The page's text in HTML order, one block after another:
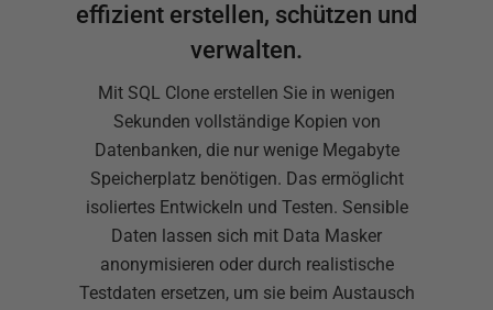
effizient erstellen, schützen und
verwalten.
Mit SQL Clone erstellen Sie in wenigen
Sekunden vollständige Kopien von
Datenbanken, die nur wenige Megabyte
Speicherplatz benötigen. Das ermöglicht
isoliertes Entwickeln und Testen. Sensible
Daten lassen sich mit Data Masker
anonymisieren oder durch realistische
Testdaten ersetzen, um sie beim Austausch